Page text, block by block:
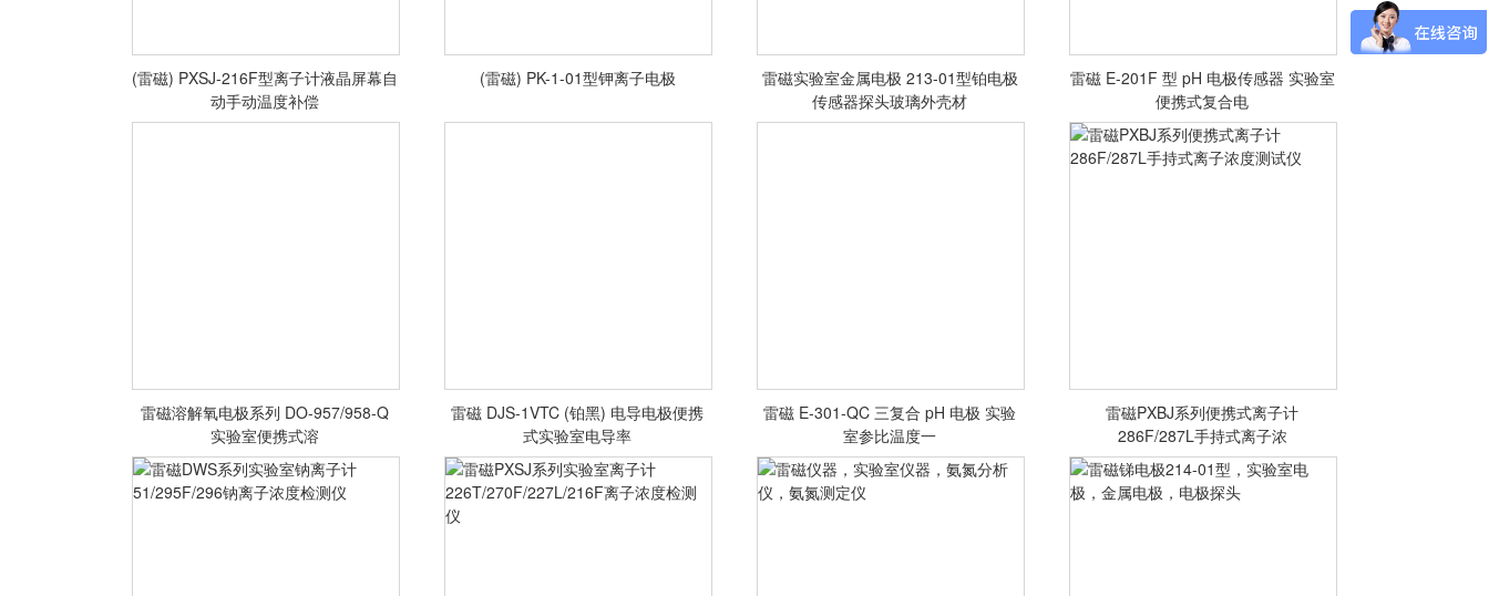
(雷磁) PXSJ-216F型离子计液晶屏幕自
动手动温度补偿
(雷磁) PK-1-01型钾离子电极
雷磁金属电极213-01，实验室电
极，铂电极，玻璃电极
雷磁实验室金属电极 213-01型铂电极
传感器探头玻璃外壳材
雷磁 E-201F 型 pH 电极传感器 实验室
便携式复合电
雷磁溶解氧电极系列 DO-957/958-Q
实验室便携式溶
雷磁 DJS-1VTC (铂黑) 电导电极便携
式实验室电导率
雷磁 E-301-QC 三复合 pH 电极 实验
室参比温度一
雷磁PXBJ系列便携式离子计
286F/287L手持式离子浓度测试仪
雷磁PXBJ系列便携式离子计
286F/287L手持式离子浓